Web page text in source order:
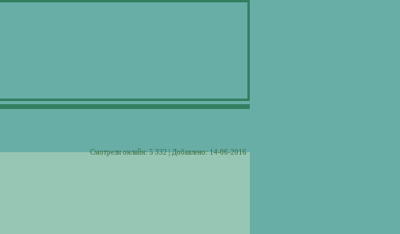
Cмотрели онлайн: 5 332 | Добавлено: 14-06-2016